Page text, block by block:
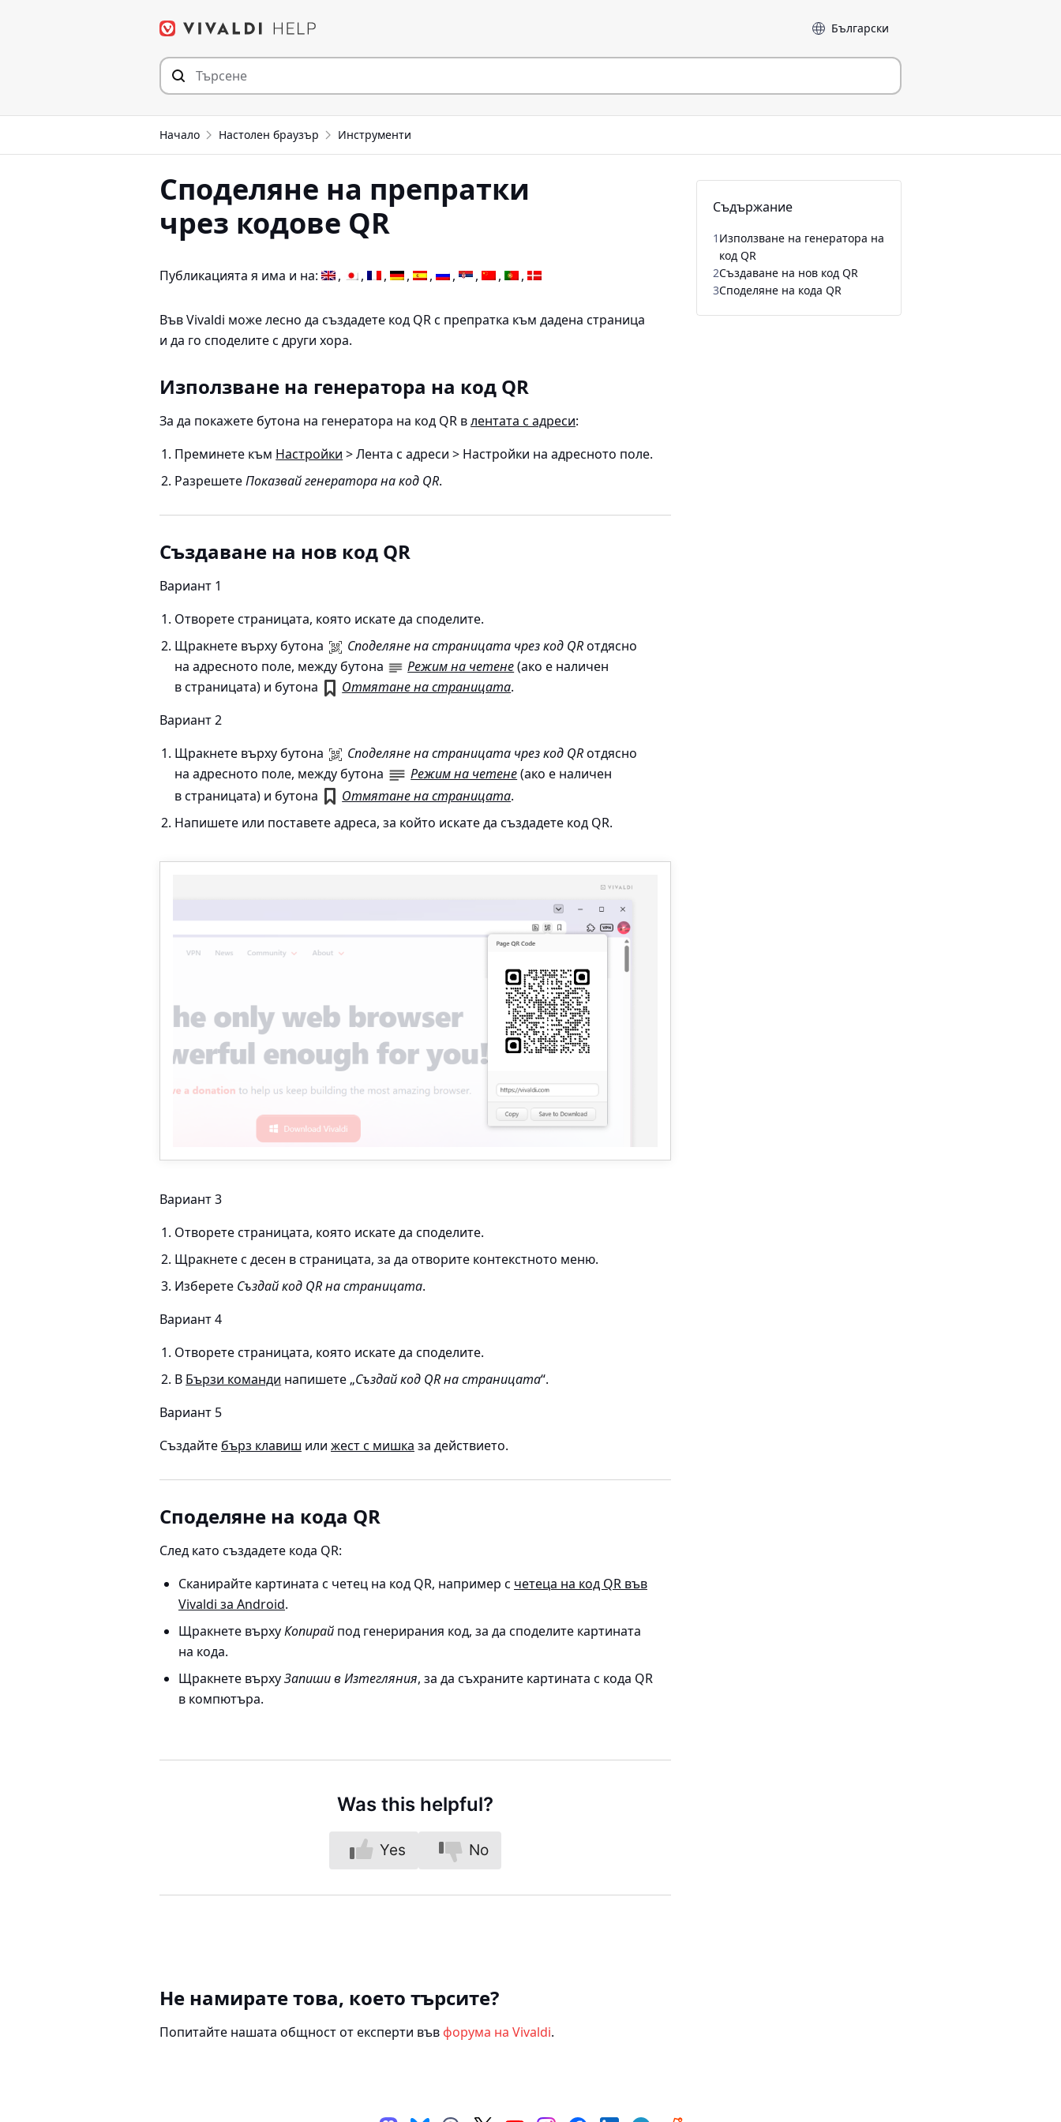
Език
Начало Настолен браузър Инструменти
Споделяне на препратки
чрез кодове QR
Публикацията я има и на:
Във Vivaldi може лесно да създадете код QR с препратка към дадена страница
и да го споделите с други хора.
Използване на генератора на код QR
За да покажете бутона на генератора на код QR влентата с адреси:
Преминете към Настройки > Лента с адреси > Настройки на адресното поле.
РазрешетеПоказвай генератора на код QR.
Създаване на нов код QR
Вариант 1
Отворете страницата, която искате да споделите.
Щракнете върху бутона
Споделяне на страницата чрез код QRотдясно
на адресното поле, между бутона
Режим на четене(ако е наличен
в страницата) и бутона
Отмятане на страницата.
Вариант 2
Щракнете върху бутона
Споделяне на страницата чрез код QRотдясно
на адресното поле, между бутона
Режим на четене(ако е наличен
в страницата) и бутона
Отмятане на страницата.
Напишете или поставете адреса, за който искате да създадете код QR.
Вариант 3
Отворете страницата, която искате да споделите.
Щракнете с десен в страницата, за да отворите контекстното меню.
Изберете Създай код QR на страницата.
Вариант 4
Отворете страницата, която искате да споделите.
В Бързи команди напишете „Създай код QR на страницата“.
Вариант 5
Създайте бърз клавиш или жест с мишка за действието.
Споделяне на кода QR
След като създадете кода QR:
Сканирайте картината с четец на код QR, например с четеца на код QR във
Vivaldi за Android.
Щракнете върхуКопирай под генерирания код, за да споделите картината
на кода.
Щракнете върхуЗапиши в Изтегляния, за да съхраните картината с кода QR
в компютъра.
Was this helpful?
Yes No
Съдържание
1 Използване на генератора на
код QR
2Създаване на нов код QR
3Споделяне на кода QR
Не намирате това, което търсите?
Попитайте нашата общност от експерти въвфорума на Vivaldi.